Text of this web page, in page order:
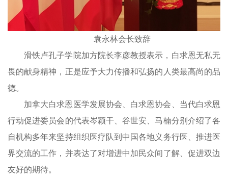
袁永林会长致辞
滑铁卢孔子学院加方院长李彦教授表示，白求恩无私无
畏的献身精神，正是应予大力传播和弘扬的人类最高尚的品
德。
加拿大白求恩医学发展协会、白求恩协会、当代白求恩
行动促进委员会的代表岑颖干、谷世安、马楠分别介绍了各
自机构多年来坚持组织医疗队到中国各地义务行医、推进医
界交流的工作，并表达了对增进中加民众间了解、促进双边
友好的期待。